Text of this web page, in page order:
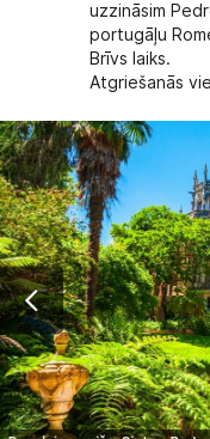
uzzināsim
portugāļu
Brīvs laiks.
Atgriešanās